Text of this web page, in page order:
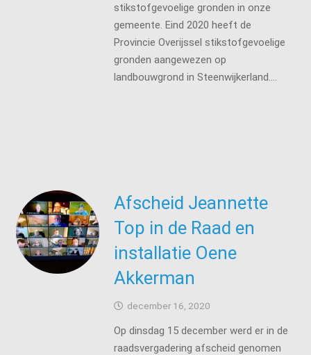
stikstofgevoelige gronden in onze
gemeente. Eind 2020 heeft de
Provincie Overijssel stikstofgevoelige
gronden aangewezen op
landbouwgrond in Steenwijkerland.…
Afscheid Jeannette
Top in de Raad en
installatie Oene
Akkerman
december 16, 2020
Op dinsdag 15 december werd er in de
raadsvergadering afscheid genomen